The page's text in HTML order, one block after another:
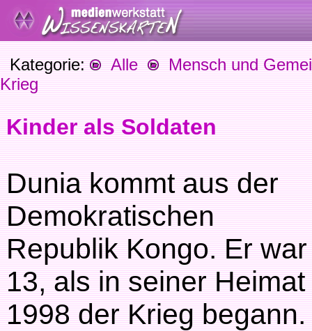
Kategorie: Alle
Mensch und
Krieg
Kinder als Soldaten
Dunia kommt aus der
Demokratischen
Republik Kongo. Er war
13, als in seiner Heimat
1998 der Krieg begann.